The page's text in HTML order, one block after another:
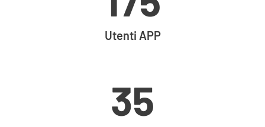
Utenti APP
35